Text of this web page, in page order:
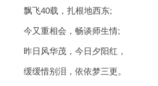
飘飞40载，扎根地西东;
今又重相会，畅谈师生情;
昨日风华茂，今日夕阳红，
缓缓惜别泪，依依梦三更。